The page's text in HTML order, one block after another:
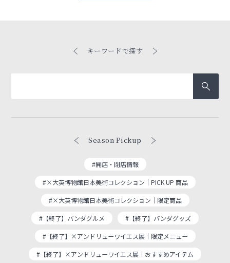
キーワードで探す
Season Pickup
#開店・閉店情報
#×大英博物館日本美術コレクション｜PICK UP 商品
#×大英博物館日本美術コレクション｜限定商品
#【終了】パンダグルメ #【終了】パンダグッズ
#【終了】×アンドリューワイエス展｜限定メニュー
#【終了】×アンドリューワイエス展｜おすすめアイテム